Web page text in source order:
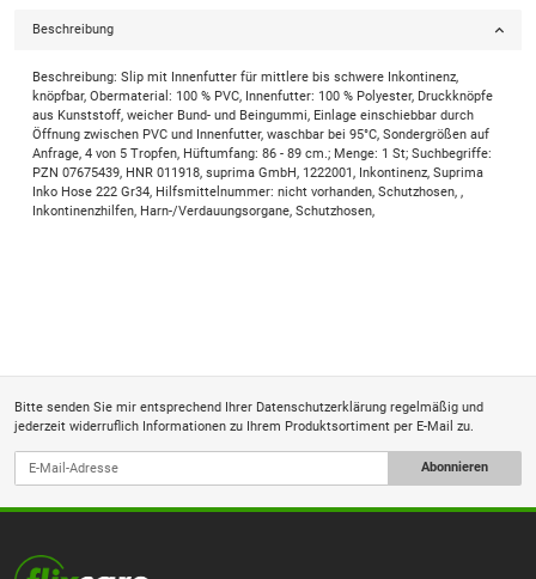
Beschreibung
Beschreibung: Slip mit Innenfutter für mittlere bis schwere Inkontinenz,
knöpfbar, Obermaterial: 100 % PVC, Innenfutter: 100 % Polyester, Druckknöpfe
aus Kunststoff, weicher Bund- und Beingummi, Einlage einschiebbar durch
Öffnung zwischen PVC und Innenfutter, waschbar bei 95°C, Sondergrößen auf
Anfrage, 4 von 5 Tropfen, Hüftumfang: 86 - 89 cm.; Menge: 1 St; Suchbegriffe:
PZN 07675439, HNR 011918, suprima GmbH, 1222001, Inkontinenz, Suprima
Inko Hose 222 Gr34, Hilfsmittelnummer: nicht vorhanden, Schutzhosen, ,
Inkontinenzhilfen, Harn-/Verdauungsorgane, Schutzhosen,
Bitte senden Sie mir entsprechend Ihrer Datenschutzerklärung regelmäßig und
jederzeit widerruflich Informationen zu Ihrem Produktsortiment per E-Mail zu.
Abonnieren